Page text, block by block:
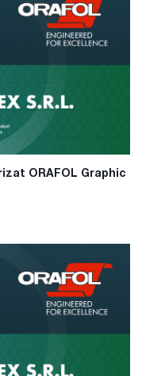
ORAFOL Graphic